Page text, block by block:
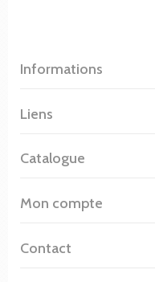
Informations
Liens
Catalogue
Mon compte
Contact